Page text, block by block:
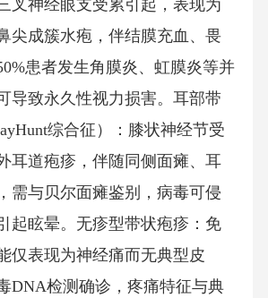
叉神经眼支受累引起，表现为
尖成簇水疱，伴结膜充血、畏
患者发生角膜炎、虹膜炎等并
导致永久性视力损害。耳部带
综合征）：膝状神经节受
耳道疱疹，伴随同侧面瘫、耳
需与贝尔面瘫鉴别，病毒可侵
起眩晕。无疹型带状疱疹：免
仅表现为神经痛而无典型皮
DNA检测确诊，疼痛特征与典